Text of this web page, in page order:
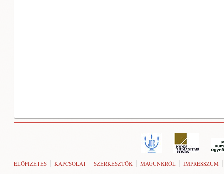
ELŐFIZETÉS KAPCSOLAT SZERKESZTŐK MAGUNKRÓL IMPRESSZUM